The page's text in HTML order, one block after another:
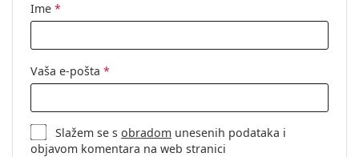
Ime *
Vaša e-pošta *
Slažem se sobradom unesenih podataka i
objavom komentara na web stranici